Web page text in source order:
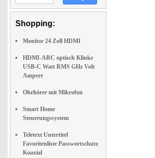
Shopping:
Monitor 24 Zoll HDMI
HDMI-ARC optisch Klinke
USB-C Watt RMS GHz Volt
Ampere
Ohrhörer mit Mikrofon
Smart Home
Steuerungssystem
Teletext Untertitel
Favoritenliste Passwortschutz
Koaxial